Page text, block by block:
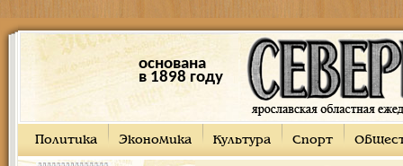
основана
в 1898 году
Политика Экономика Культура Спорт